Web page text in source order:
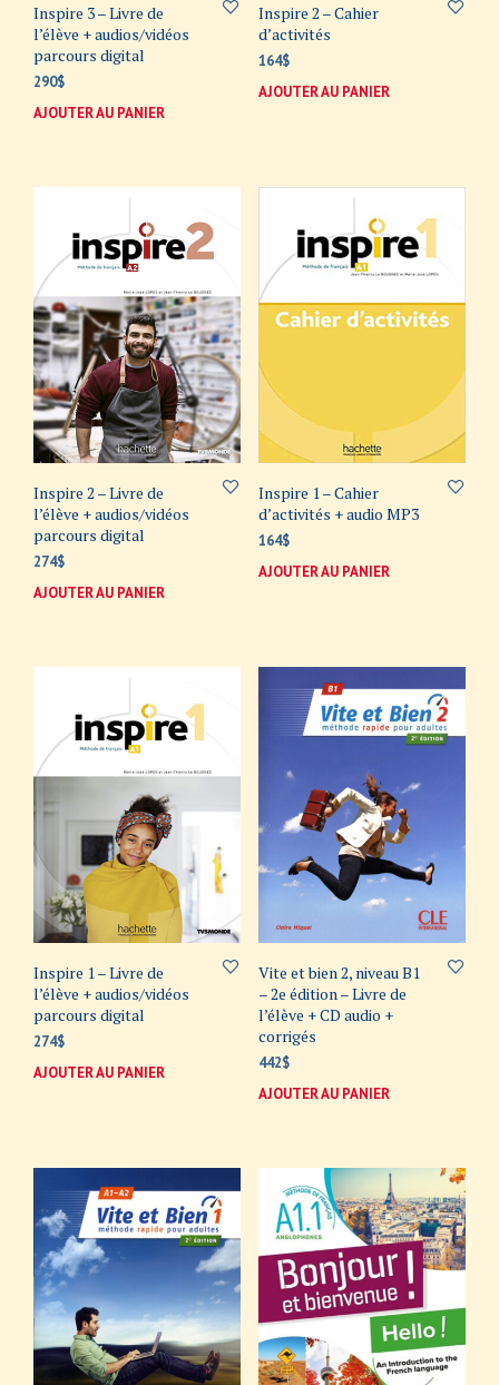
Inspire 3 – Livre de
l’élève + audios/vidéos
parcours digital
290$
AJOUTER AU PANIER
Inspire 2 – Cahier
d’activités
164$
AJOUTER AU PANIER
Inspire 2 – Livre de
l’élève + audios/vidéos
parcours digital
274$
AJOUTER AU PANIER
Inspire 1 – Cahier
d’activités + audio MP3
164$
AJOUTER AU PANIER
Inspire 1 – Livre de
l’élève + audios/vidéos
parcours digital
274$
AJOUTER AU PANIER
Vite et bien 2, niveau B1
– 2e édition – Livre de
l’élève + CD audio +
corrigés
442$
AJOUTER AU PANIER